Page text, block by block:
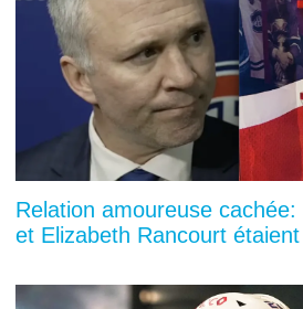
Relation amoureuse
et Elizabeth Rancourt